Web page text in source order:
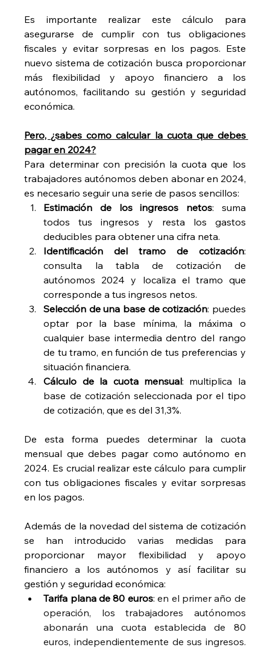
Es importante realizar este cálculo para
asegurarse de cumplir con tus obligaciones
fiscales y evitar sorpresas en los pagos. Este
nuevo sistema de cotización busca proporcionar
más flexibilidad y apoyo financiero a los
autónomos, facilitando su gestión y seguridad
económica.
Pero, ¿sabes como calcular la cuota que debes
pagar en 2024?
Para determinar con precisión la cuota que los
trabajadores autónomos deben abonar en 2024,
es necesario seguir una serie de pasos sencillos:
Estimación de los ingresos netos: suma
todos tus ingresos y resta los gastos
deducibles para obtener una cifra neta.
Identificación del tramo de cotización:
consulta la tabla de cotización de
autónomos 2024 y localiza el tramo que
corresponde a tus ingresos netos.
Selección de una base de cotización: puedes
optar por la base mínima, la máxima o
cualquier base intermedia dentro del rango
de tu tramo, en función de tus preferencias y
situación financiera.
Cálculo de la cuota mensual: multiplica la
base de cotización seleccionada por el tipo
de cotización, que es del 31,3%.
De esta forma puedes determinar la cuota
mensual que debes pagar como autónomo en
2024. Es crucial realizar este cálculo para cumplir
con tus obligaciones fiscales y evitar sorpresas
en los pagos.
Además de la novedad del sistema de cotización
se han introducido varias medidas para
proporcionar mayor flexibilidad y apoyo
financiero a los autónomos y así facilitar su
gestión y seguridad económica:
Tarifa plana de 80 euros: en el primer año de
operación, los trabajadores autónomos
abonarán una cuota establecida de 80
euros, independientemente de sus ingresos.